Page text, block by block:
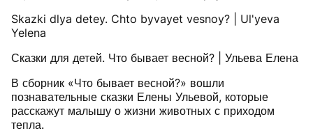
Skazki dlya detey. Chto byvayet vesnoy? | Ul'yeva
Yelena
Сказки для детей. Что бывает весной? | Ульева Елена
В сборник «Что бывает весной?» вошли
познавательные сказки Елены Ульевой, которые
расскажут малышу о жизни животных с приходом
тепла.